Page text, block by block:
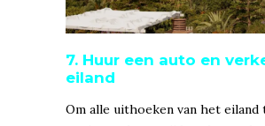
7. Huur een auto en
eiland
Om alle uithoeken van het eiland